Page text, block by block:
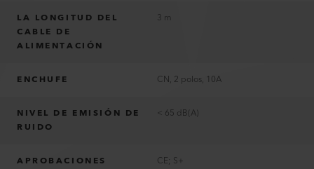
LA LONGITUD DEL
CABLE DE
ALIMENTACIÓN
3 m
ENCHUFE CN, 2 polos, 10A
NIVEL DE EMISIÓN DE
RUIDO
< 65 dB(A)
APROBACIONES CE; S+